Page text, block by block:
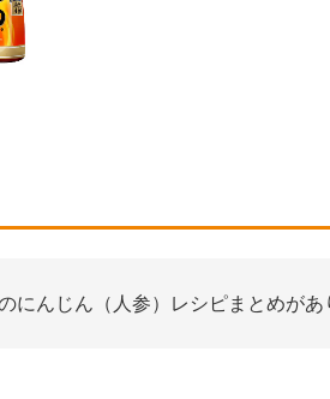
にんじん（人参）レシピまとめが